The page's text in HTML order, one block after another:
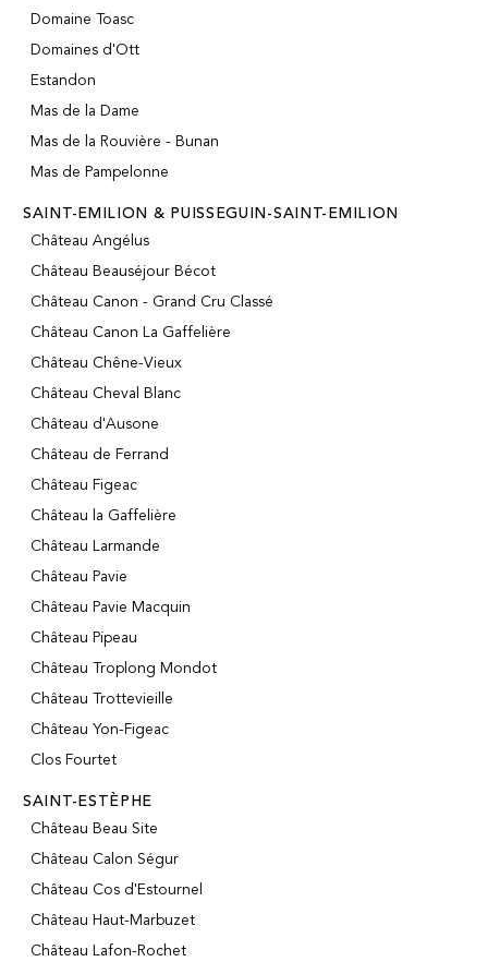
Domaine Toasc
Domaines d'Ott
Estandon
Mas de la Dame
Mas de la Rouvière - Bunan
Mas de Pampelonne
SAINT-EMILION & PUISSEGUIN-SAINT-EMILION
Château Angélus
Château Beauséjour Bécot
Château Canon - Grand Cru Classé
Château Canon La Gaffelière
Château Chêne-Vieux
Château Cheval Blanc
Château d'Ausone
Château de Ferrand
Château Figeac
Château la Gaffelière
Château Larmande
Château Pavie
Château Pavie Macquin
Château Pipeau
Château Troplong Mondot
Château Trottevieille
Château Yon-Figeac
Clos Fourtet
SAINT-ESTÈPHE
Château Beau Site
Château Calon Ségur
Château Cos d'Estournel
Château Haut-Marbuzet
Château Lafon-Rochet